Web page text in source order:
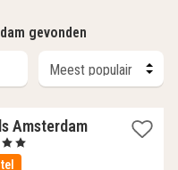
gevonden
Amsterdam